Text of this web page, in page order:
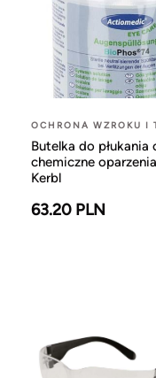
OCHRONA WZROKU I
Butelka do płukania
chemiczne
Kerbl
63.20 PLN